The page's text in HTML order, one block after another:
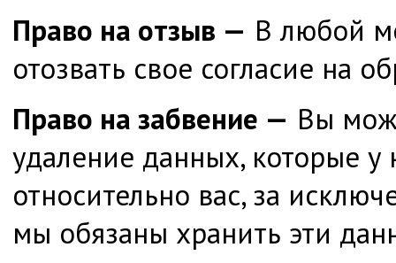
Право на отзыв — В любой
отозвать свое согласие на
Право на забвение — Вы
удаление данных, которые у
относительно вас, за
мы обязаны хранить эти